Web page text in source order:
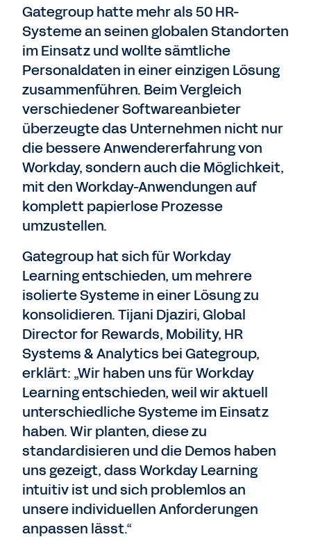
Gategroup hatte mehr als 50 HR-
Systeme an seinen globalen Standorten
im Einsatz und wollte sämtliche
Personaldaten in einer einzigen Lösung
zusammenführen. Beim Vergleich
verschiedener Softwareanbieter
überzeugte das Unternehmen nicht nur
die bessere Anwendererfahrung von
Workday, sondern auch die Möglichkeit,
mit den Workday-Anwendungen auf
komplett papierlose Prozesse
umzustellen.
Gategroup hat sich für Workday
Learning entschieden, um mehrere
isolierte Systeme in einer Lösung zu
konsolidieren. Tijani Djaziri, Global
Director for Rewards, Mobility, HR
Systems & Analytics bei Gategroup,
erklärt: „Wir haben uns für Workday
Learning entschieden, weil wir aktuell
unterschiedliche Systeme im Einsatz
haben. Wir planten, diese zu
standardisieren und die Demos haben
uns gezeigt, dass Workday Learning
intuitiv ist und sich problemlos an
unsere individuellen Anforderungen
anpassen lässt.“